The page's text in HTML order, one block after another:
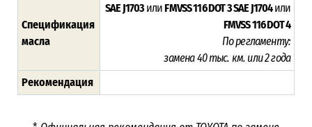
Спецификация
масла
SAE J1703 илиFMVSS 116 DOT 3SAE J1704или
FMVSS 116 DOT 4
По регламенту:
замена40 тыс. км. или 2 года
Рекомендация